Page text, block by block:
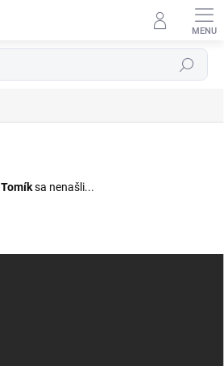
Hľadať
Tomíksa nenašli...